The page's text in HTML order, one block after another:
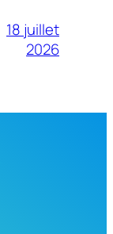
18 juillet
2026